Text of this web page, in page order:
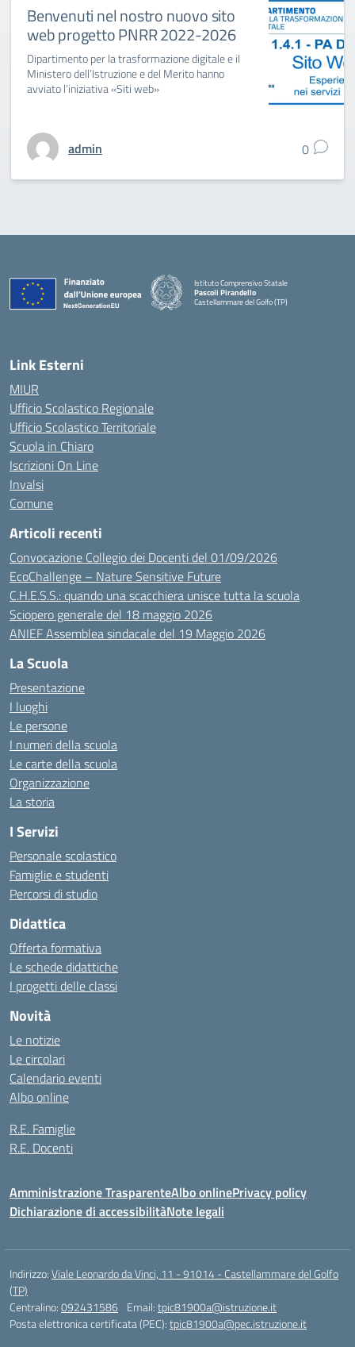
Benvenuti nel nostro nuovo sito
web progetto PNRR 2022-2026
Dipartimento per la trasformazione digitale e il
Ministero dell’Istruzione e del Merito hanno
avviato l’iniziativa «Siti web»
admin 0
Istituto Comprensivo Statale
Pascoli Pirandello
Castellammare del Golfo (TP)
Link Esterni
MIUR
Ufficio Scolastico Regionale
Ufficio Scolastico Territoriale
Scuola in Chiaro
Iscrizioni On Line
Invalsi
Comune
Articoli recenti
Convocazione Collegio dei Docenti del 01/09/2026
EcoChallenge – Nature Sensitive Future
C.H.E.S.S.: quando una scacchiera unisce tutta la scuola
Sciopero generale del 18 maggio 2026
ANIEF Assemblea sindacale del 19 Maggio 2026
La Scuola
Presentazione
I luoghi
Le persone
I numeri della scuola
Le carte della scuola
Organizzazione
La storia
I Servizi
Personale scolastico
Famiglie e studenti
Percorsi di studio
Didattica
Offerta formativa
Le schede didattiche
I progetti delle classi
Novità
Le notizie
Le circolari
Calendario eventi
Albo online
R.E. Famiglie
R.E. Docenti
Amministrazione TrasparenteAlbo onlinePrivacy policy
Dichiarazione di accessibilitàNote legali
Indirizzo:Viale Leonardo da Vinci, 11 - 91014 - Castellammare del Golfo
(TP)
Centralino:092431586 Email:tpic81900a@istruzione.it
Posta elettronica certificata (PEC):tpic81900a@pec.istruzione.it